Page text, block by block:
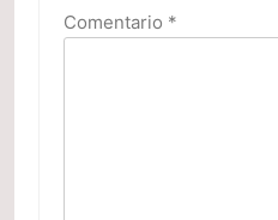
Comentario *